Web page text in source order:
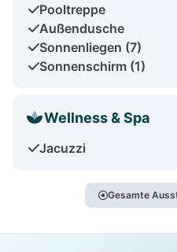
Pooltreppe
Außendusche
Sonnenliegen (7)
Sonnenschirm (1)
Wellness & Spa
Jacuzzi
Gesamte